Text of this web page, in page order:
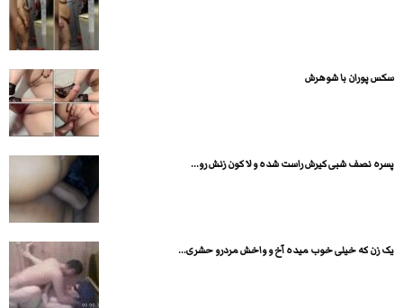
سکس پوران با شوهرش
پسره نصف شبی کیرش راست شده و لا کون زنش رو...
یک زن که خیلی خوب میده آخ و واخش مردرو حشری...